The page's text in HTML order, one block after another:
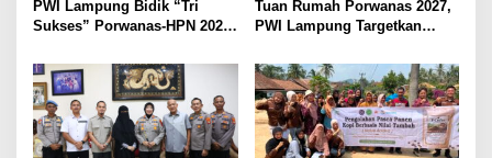
PWI Lampung Bidik “Tri
Sukses” Porwanas-HPN 2027:
Pariwisata Menggeliat
Tuan Rumah Porwanas 2027,
PWI Lampung Targetkan